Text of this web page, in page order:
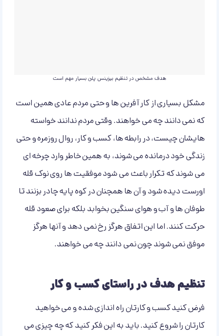
هدف مشخص در تنظیم بیزینس پلن بسیار مهم است
مشکل بسیاری از کار آفرین ها و حتی مردم عادی همین است
که نمی دانند چه می خواهند. وقتی مردم ندانند خواسته
هایشان چیست، در رابطه ها، کسب و کار، روال روزمره و حتی
زندگی خود درمانده می شوند، به همین خاطر وارد چرخه ای
می شوند که تکرار باعث می شود موفقیت ها روی نوک قله
اورست دیده شود و آن ها همچنان در کوه پایه چادر بزنند تا
طوفان ها و آب و هوای سنگین بخوابد بلکه برای صعود قله
حرکت کنند. اما این اتفاق هرگز رخ نمی دهد و آنها هرگز
موفق نمی شوند چون نمی دانند چه می خواهند.
تنظیم هدف در راستای کسب و کار
فرض کنید کسب و کارتان راه اندازی شده و می خواهید
کارتان را شروع کنید. باید به این فکر کنید که چه چیزی می